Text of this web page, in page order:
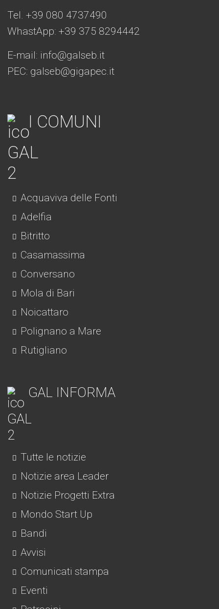
Tel. +39 080 4737490
WhastApp: +39 375 8294442
E-mail: info@galseb.it
PEC: galseb@gigapec.it
I COMUNI
Acquaviva delle Fonti
Adelfia
Bitritto
Casamassima
Conversano
Mola di Bari
Noicattaro
Polignano a Mare
Rutigliano
GAL INFORMA
Tutte le notizie
Notizie area Leader
Notizie Progetti Extra
Mondo Start Up
Bandi
Avvisi
Comunicati stampa
Eventi